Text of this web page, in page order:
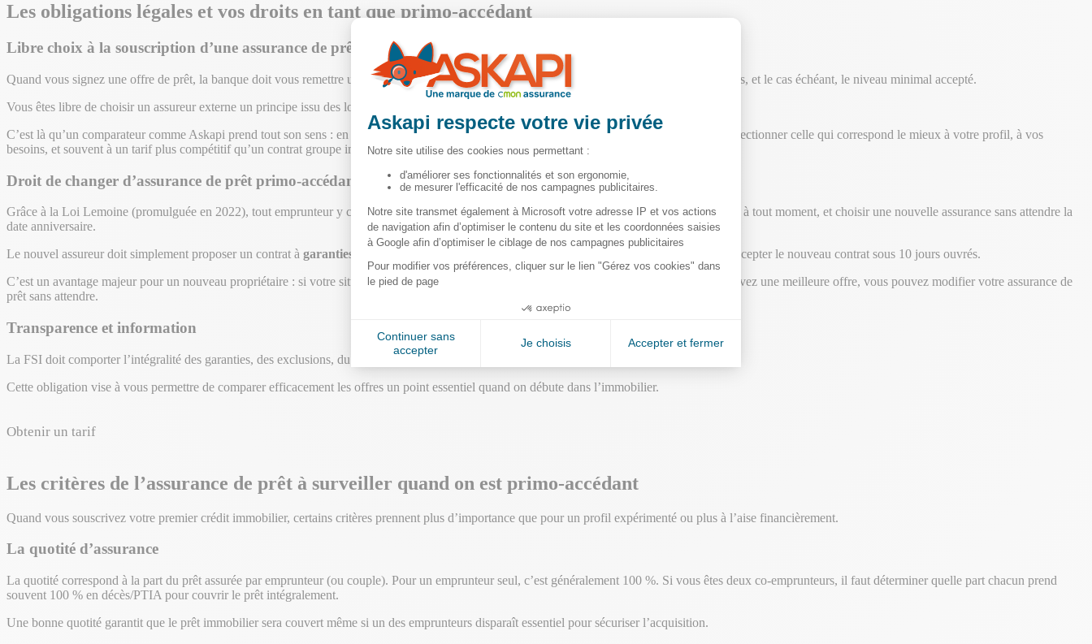
Les obligations légales et vos droits en tant que primo-accédant
Libre choix à la souscription d’une assurance de prêt primo-accédant
Quand vous signez une offre de prêt, la banque doit vous remettre une fiche standardisée d’information (FSI)
qui détaille les garanties exigées, et le cas échéant, le niveau minimal accepté.
Vous êtes libre de choisir un assureur externe un principe issu des lois visant à favoriser la concurrence.
C’est là qu’un comparateur comme Askapi prend tout son sens : en tant que jeune emprunteur, vous pouvez comparer les offres d’assurance, sélectionner celle qui correspond le mieux à votre profil, à vos
besoins, et souvent à un tarif plus compétitif qu’un contrat groupe imposé par l’établissement bancaire.
Droit de changer d’assurance de prêt primo-accédant en cours de prêt
Grâce à la Loi Lemoine (promulguée en 2022), tout emprunteur y compris un nouvel acheteur peut désormais résilier son assurance emprunteur à tout moment, et choisir une nouvelle assurance sans attendre la
date anniversaire.
Le nouvel assureur doit simplement proposer un contrat à garanties équivalentes ou supérieures
. L’organisme bancaire a alors obligation d’accepter le nouveau contrat sous 10 jours ouvrés.
C’est un avantage majeur pour un nouveau propriétaire : si votre situation change (emploi, revenus, évolution de l’état de santé), ou si vous trouvez une meilleure offre, vous pouvez modifier votre assurance de
prêt sans attendre.
Transparence et information
La FSI doit comporter l’intégralité des garanties, des exclusions, du coût, et des modalités (quotité, durée, âge limite, etc.).
Cette obligation vise à vous permettre de comparer efficacement les offres un point essentiel quand on débute dans l’immobilier.
Obtenir un tarif
Les critères de l’assurance de prêt à surveiller quand on est primo-accédant
Quand vous souscrivez votre premier crédit immobilier, certains critères prennent plus d’importance que pour un profil expérimenté ou plus à l’aise financièrement.
La quotité d’assurance
La quotité correspond à la part du prêt assurée par emprunteur (ou couple). Pour un emprunteur seul, c’est généralement 100 %. Si vous êtes deux co-emprunteurs, il faut déterminer quelle part chacun prend
souvent 100 % en décès/PTIA pour couvrir le prêt intégralement.
Une bonne quotité garantit que le prêt immobilier sera couvert même si un des emprunteurs disparaît essentiel pour sécuriser l’acquisition.